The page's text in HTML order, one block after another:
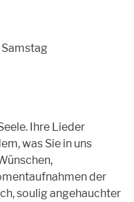
Samstag
Ihre Lieder
was Sie in uns
der
soulig angehauchter